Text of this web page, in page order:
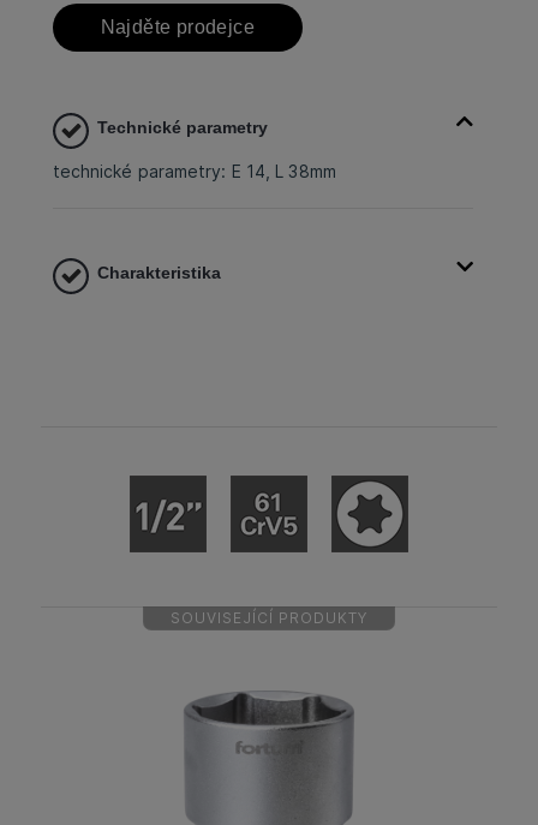
Najděte prodejce
Technické parametry
technické parametry: E 14, L 38mm
Charakteristika
SOUVISEJÍCÍ PRODUKTY